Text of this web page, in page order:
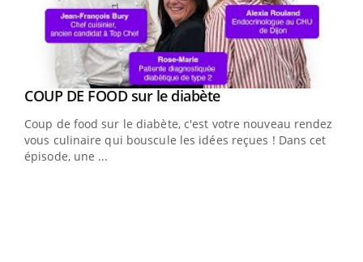
Youtube
COUP DE FOOD sur le diabèteYoutube
Coup de food sur le diabète, c'est votre nouveau rendez-
vous culinaire qui bouscule les idées reçues ! Dans cet
épisode, une ...